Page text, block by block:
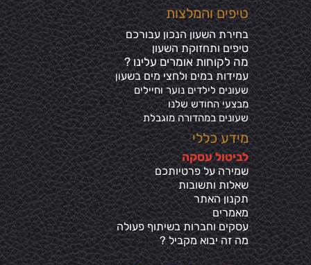
טיפים והמלצות
בחירת השעון הנכון עבורכם
טיפים ותחזוקת השעון
מה לקוחות אומרים עלינו ?
עמידות במים ולחצי מים בשעון
שעונים לילדים נוער וחיילים
מבצעי החודש שלנו
שעונים במהדורה מוגבלת
מידע כללי
לביטול עסקה
שמירה על פרטיותכם
שאלות ותשובות
תקנון האתר
מאמרים
עסקים וחברות בשיתוף פעולה
מה זה יבוא מקביל ?